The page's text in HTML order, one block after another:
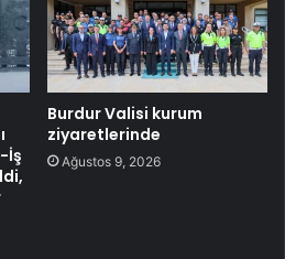
İş
Burdur Valisi kurum
ziyaretlerinde
Ağustos 9, 2026